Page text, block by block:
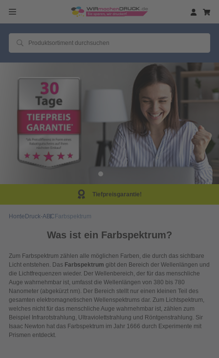
Tiefpreisgarantie!
HomeDruck-ABCFarbspektrum
Was ist ein Farbspektrum?
Zum Farbspektrum zählen alle möglichen Farben, die durch das sichtbare
Licht entstehen. Das Farbspektrum gibt den Bereich der Wellenlängen und
die Lichtfrequenzen wieder. Der Wellenbereich, der für das menschliche
Auge wahrnehmbar ist, umfasst die Wellenlängen von 380 bis 780
Nanometer (abgekürzt nm). Der Bereich stellt nur einen kleinen Teil des
gesamten elektromagnetischen Wellenspektrums dar. Zum Lichtspektrum,
welches nicht für das menschliche Auge wahrnehmbar ist, zählen zum
Beispiel Infrarotstrahlung, Ultraviolettstrahlung und Röntgenstrahlung. Sir
Isaac Newton hat das Farbspektrum im Jahr 1666 durch Experimente mit
Prismen entdeckt.